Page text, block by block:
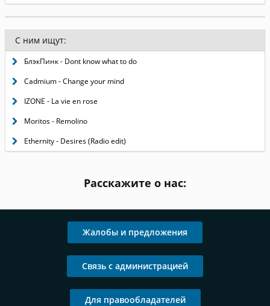
С ним ищут:
БлэкПинк - Dont know what to do
Cadmium - Change your mind
IZONE - La vie en rose
Moritos - Remolino
Ethernity - Desires (Radio edit)
Расскажите о нас:
Жалобы и предложения
Связь с администрацией
Для правообладателей